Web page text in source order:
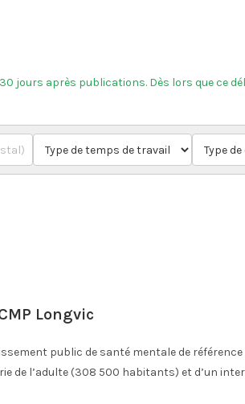
jours après publications. Dès lors que ce
Longvic
public de santé mentale de
de l’adulte (308 500 habitants) et d’un